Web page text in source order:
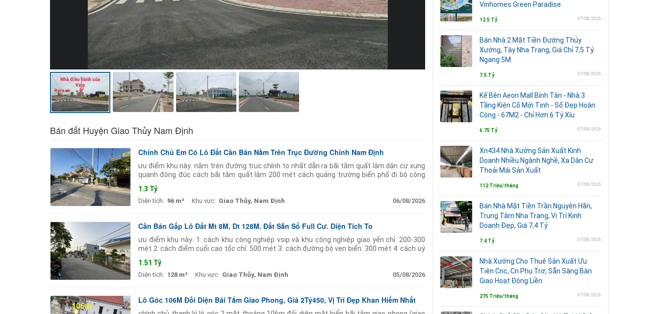
Bán đất Huyện Giao Thủy Nam Định
Chính Chủ Em Có Lô Đất Cần Bán Nằm Trên Trục Đường Chính Nam Định
ưu điểm khu này: nằm trên đường trục chính to nhất dẫn ra bãi tắm quất lâm dân cư xung
quanh đông đúc cách bãi tắm quất lâm 200 mét cách quảng trường biển phố đi bộ công
1.3 Tỷ
Diện tích: 96 m² Khu vực: Giao Thủy, Nam Định 06/08/2026
Cần Bán Gấp Lô Đất Mt 8M, Dt 128M. Đất Sẵn Sổ Full Cư. Diện Tích To
ưu điểm khu này: 1: cách khu công nghiệp vsip và khu công nghiệp giao yến chỉ: 200-300
mét 2: cách điểm cuối cao tốc chỉ: 500 mét 3: cách đường bộ ven biển: 300 mét 4: cách uỷ
1.51 Tỷ
Diện tích: 128 m² Khu vực: Giao Thủy, Nam Định 05/08/2026
Lô Góc 106M Đối Diện Bãi Tắm Giao Phong, Giá 2Tỷ450, Vị Trí Đẹp Khan Hiếm Nhất
Vinhomes Green Paradise
12.5 Tỷ 07/08/2026
Bán Nhà 2 Mặt Tiền Đường Thủy
Xưởng, Tây Nha Trang, Giá Chỉ 7,5 Tỷ
Ngang 5M
7.5 Tỷ 07/08/2026
Kế Bên Aeon Mall Bình Tân - Nhà 3
Tầng Kiên Cố Mới Tinh - Sổ Đẹp Hoàn
Công - 67M2 - Chỉ Hơn 6 Tỷ Xíu
6.75 Tỷ 07/08/2026
Xn434 Nhà Xưởng Sản Xuất Kinh
Doanh Nhiều Ngành Nghề, Xa Dân Cư
Thoải Mái Sản Xuất
112 Triệu/tháng 07/08/2026
Bán Nhà Mặt Tiền Trần Nguyên Hãn,
Trung Tâm Nha Trang, Vị Trí Kinh
Doanh Đẹp, Giá 7,4 Tỷ
7.4 Tỷ 07/08/2026
Nhà Xưởng Cho Thuê Sản Xuất Ưu
Tiên Cnc, Cn Phụ Trơ, Sẵn Sàng Bàn
Giao Hoạt Động Liền
275 Triệu/tháng 07/08/2026